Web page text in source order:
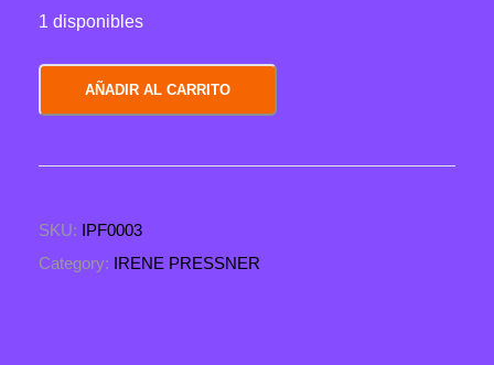
1 disponibles
a
i
c
a
AÑADIR AL CARRITO
SKU: IPF0003
Category: IRENE PRESSNER